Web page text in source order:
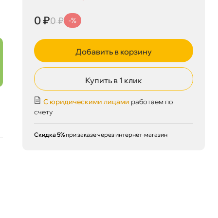
0 ₽0 ₽ -%
Добавить в корзину
Купить в 1 клик
С юридическими лицами работаем по
счету
Скидка 5% при заказе через интернет-магазин
0 ₽